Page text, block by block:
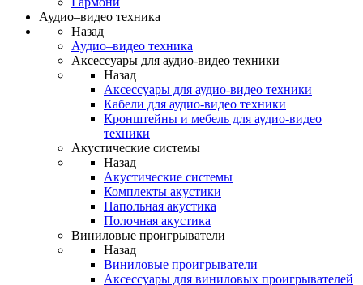
Аудио–видео техника
Назад
Аудио–видео техника
Аксессуары для аудио-видео техники
Назад
Аксессуары для аудио-видео техники
Кабели для аудио-видео техники
Кронштейны и мебель для аудио-видео
техники
Акустические системы
Назад
Акустические системы
Комплекты акустики
Напольная акустика
Полочная акустика
Виниловые проигрыватели
Назад
Виниловые проигрыватели
Аксессуары для виниловых проигрывателей